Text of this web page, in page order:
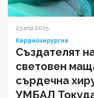
23 апр 2025
Кардиохирургия
Създателят
световен
сърдечна
УМБАЛ